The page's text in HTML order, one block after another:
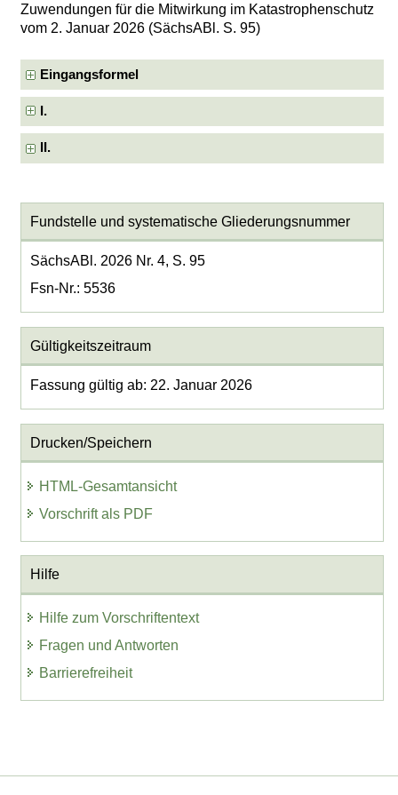
Zuwendungen für die Mitwirkung im Katastrophenschutz
vom 2. Januar 2026 (SächsABl. S. 95)
Eingangsformel
I.
II.
Fundstelle und systematische Gliederungsnummer
SächsABl. 2026 Nr. 4, S. 95
Fsn-Nr.: 5536
Gültigkeitszeitraum
Fassung gültig ab: 22. Januar 2026
Drucken/Speichern
HTML-Gesamtansicht
Vorschrift als PDF
Hilfe
Hilfe zum Vorschriftentext
Fragen und Antworten
Barrierefreiheit